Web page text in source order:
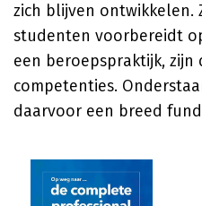
zich blijven ontwikkelen.
studenten voorbereidt
een beroepspraktijk, zijn
competenties.
daarvoor een breed